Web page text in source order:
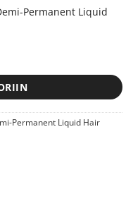
Permanent Liquid
Permanent Liquid Hair
Permanent Liquid Hair